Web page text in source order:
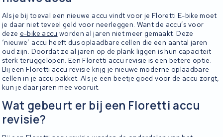
Als je bij toeval een nieuwe accu vindt voor je Floretti E-bike moet
je daar niet teveel geld voor neerleggen. Want de accu’s voor
deze e-bike accu worden al jaren niet meer gemaakt. Deze
‘nieuwe’ accu heeft dus oplaadbare cellen die een aantal jaren
oud zijn. Doordat ze al jaren op de plank liggen is hun capaciteit
sterk teruggelopen. Een Floretti accu revisie is een betere optie.
Bij een Floretti accu revisie krijg je nieuwe moderne oplaadbare
cellen in je accu pakket. Als je een beetje goed voor de accu zorgt,
kun je daar jaren mee vooruit.
Wat gebeurt er bij een Floretti accu
revisie?